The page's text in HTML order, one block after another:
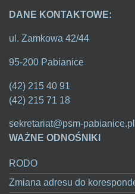
DANE KONTAKTOWE:
ul. Zamkowa 42/44
95-200 Pabianice
(42) 215 40 91
(42) 215 71 18
sekretariat@psm-pabianice.pl
WAŻNE ODNOŚNIKI
RODO
Zmiana adresu do